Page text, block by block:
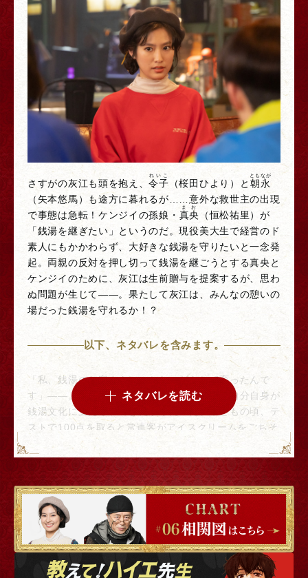
さすがの灰江も頭を抱え、令子
れいこ
（桜田ひより）と 朝永
ともなが
（矢本悠馬）も途方に暮れるが……意外な救世主の出現
で事態は急転！ケンジイの孫娘・ 真央
まお
（恒松祐里）が
「銭湯を継ぎたい」というのだ。現役美大生で経営のド
素人にもかかわらず、大好きな銭湯を守りたいと一念発
起。両親の反対を押し切って銭湯を継ごうとする真央と
ケンジイのために、灰江は生前贈与を提案するが、思わ
ぬ問題が生じて――。果たして灰江は、みんなの憩いの
場だった銭湯を守れるか！？
以下、ネタバレを含みます。
ネタバレを読む
「私、銭湯のお客さんに、かわいがられて育ったんで
す」――。真央が笑福湯を継ぎたい理由は、自分自身が
銭湯文化に支えられてきたからだった。子どもの頃、テ
ストで100点を取ると常連客がアイスクリームをごちそ
うしてくれたり、運動会にはお客さんみんなで応援に来
てくれた。そんなたくさんの出会いと幸せをくれた笑福
湯をなくしたくないという真央。その思いにケンジイも
涙を流して喜ぶが、明子と夫・雄介（奥田洋平）は娘
の苦労を見たくはないと猛反対で……。